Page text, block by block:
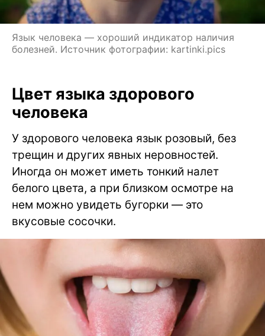
Язык человека — хороший индикатор наличия
болезней. Источник фотографии: kartinki.pics
Цвет языка здорового
человека
У здорового человека язык розовый, без
трещин и других явных неровностей.
Иногда он может иметь тонкий налет
белого цвета, а при близком осмотре на
нем можно увидеть бугорки — это
вкусовые сосочки.